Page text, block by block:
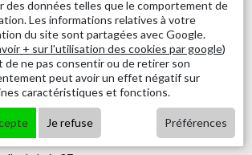
des données telles que le comportement de
Les informations relatives à votre
du site sont partagées avec Google.
+ sur l'utilisation des cookies par google)
de ne pas consentir ou de retirer son
peut avoir un effet négatif sur
caractéristiques et fonctions.
Je refuse Préférences